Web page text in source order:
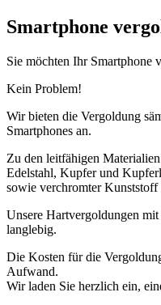
Smartphone
Sie möchten Ihr Smartphone
Kein Problem!
Wir bieten die Vergoldung
Smartphones an.
Zu den leitfähigen
Edelstahl, Kupfer und
sowie verchromter
Unsere Hartvergoldungen
langlebig.
Die Kosten für die
Aufwand.
Wir laden Sie herzlich ein,